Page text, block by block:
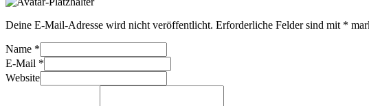
Deine E-Mail-Adresse wird nicht veröffentlicht. Erforderliche Felder sind mit *
Name *
E-Mail *
Website